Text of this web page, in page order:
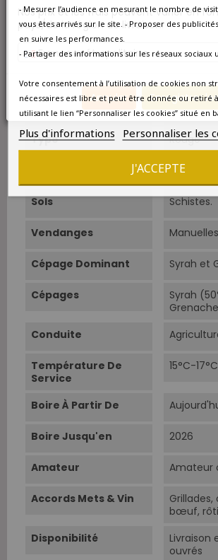
Nos prix et les frais peuvent varier en
pays/de la région de livraison.
France métropolitaine
Annuler Enregistrer
Pays France
Région
Appellation Faugères
Couleur Rouge
Type Rouge
10 ha.
Sols Schistes.
Vendanges
Cépage Dominant Syrah et
Cépages
Syrah
Conduite
Température De
Service
15°C-
Boire À Partir De
Boire Jusqu'en 2026
Amateur Amateur
Accords Mets & Vin
bœuf,
Disponibilité
Livraison
ouvrés
- Mesurer l’audience en mesurant le nombre de
vous êtes arrivés sur le site. - Proposer des
en suivre les performances.
- Partager des informations sur les réseaux sociaux
Votre consentement à l’utilisation de cookies non
nécessaires est libre et peut être donnée ou retiré
utilisant le lien “Personnaliser les cookies” situé en
Plus d'informations Personnaliser les
J'ACCEPTE